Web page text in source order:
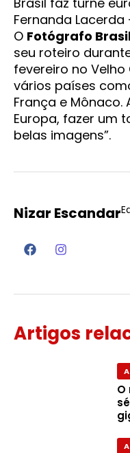
Fernanda Lacerda
O Fotógrafo
seu roteiro
fevereiro no Velho
vários países
França e Mônaco.
Europa, fazer um
belas imagens”.
Nizar Escandar
Artigos
O